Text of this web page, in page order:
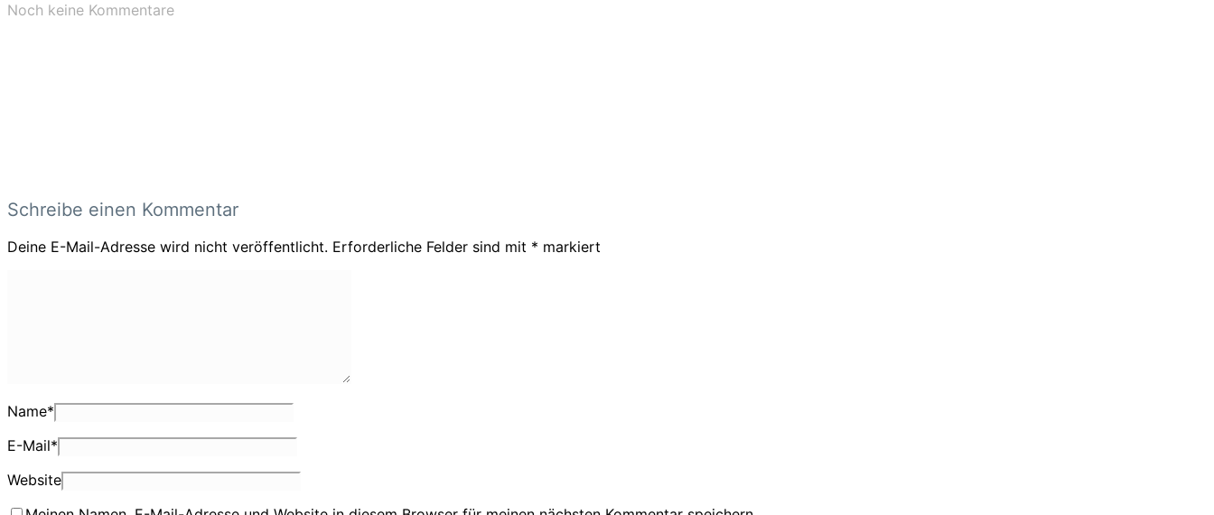
Noch keine Kommentare
Schreibe einen Kommentar
Deine E-Mail-Adresse wird nicht veröffentlicht. Erforderliche Felder sind mit * markiert
Name*
E-Mail*
Website